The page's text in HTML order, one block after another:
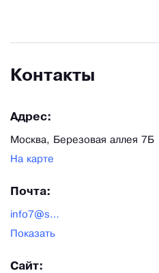
Контакты
Адрес:
Москва, Березовая аллея 7Б
На карте
Почта:
info7@stroylavkatut.ru
Показать
Сайт: